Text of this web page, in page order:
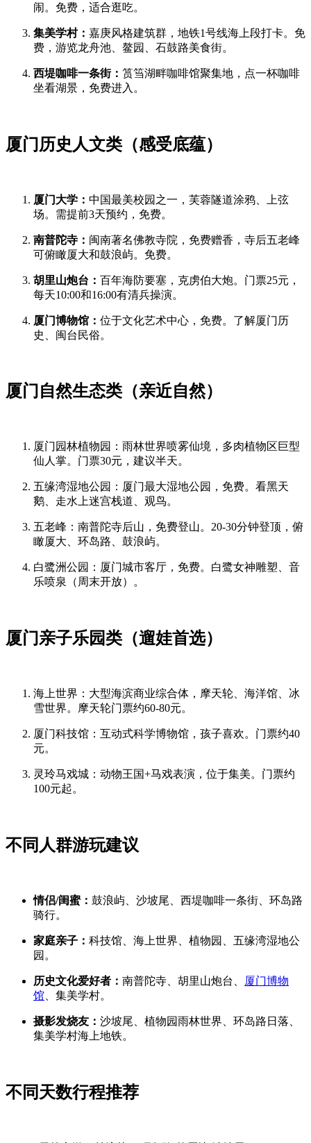
闹。免费，适合逛吃。
集美学村： 嘉庚风格建筑群，地铁1号线海上段打卡。免
费，游览龙舟池、鳌园、石鼓路美食街。
西堤咖啡一条街： 筼筜湖畔咖啡馆聚集地，点一杯咖啡
坐看湖景，免费进入。
厦门历史人文类（感受底蕴）
厦门大学： 中国最美校园之一，芙蓉隧道涂鸦、上弦
场。需提前3天预约，免费。
南普陀寺： 闽南著名佛教寺院，免费赠香，寺后五老峰
可俯瞰厦大和鼓浪屿。免费。
胡里山炮台： 百年海防要塞，克虏伯大炮。门票25元，
每天10:00和16:00有清兵操演。
厦门博物馆： 位于文化艺术中心，免费。了解厦门历
史、闽台民俗。
厦门自然生态类（亲近自然）
厦门园林植物园：雨林世界喷雾仙境，多肉植物区巨型
仙人掌。门票30元，建议半天。
五缘湾湿地公园：厦门最大湿地公园，免费。看黑天
鹅、走水上迷宫栈道、观鸟。
五老峰：南普陀寺后山，免费登山。20-30分钟登顶，俯
瞰厦大、环岛路、鼓浪屿。
白鹭洲公园：厦门城市客厅，免费。白鹭女神雕塑、音
乐喷泉（周末开放）。
厦门亲子乐园类（遛娃首选）
海上世界：大型海滨商业综合体，摩天轮、海洋馆、冰
雪世界。摩天轮门票约60-80元。
厦门科技馆：互动式科学博物馆，孩子喜欢。门票约40
元。
灵玲马戏城：动物王国+马戏表演，位于集美。门票约
100元起。
不同人群游玩建议
情侣/闺蜜： 鼓浪屿、沙坡尾、西堤咖啡一条街、环岛路
骑行。
家庭亲子： 科技馆、海上世界、植物园、五缘湾湿地公
园。
历史文化爱好者： 南普陀寺、胡里山炮台、
厦门博物
馆 、集美学村。
摄影发烧友： 沙坡尾、植物园雨林世界、环岛路日落、
集美学村海上地铁。
不同天数行程推荐